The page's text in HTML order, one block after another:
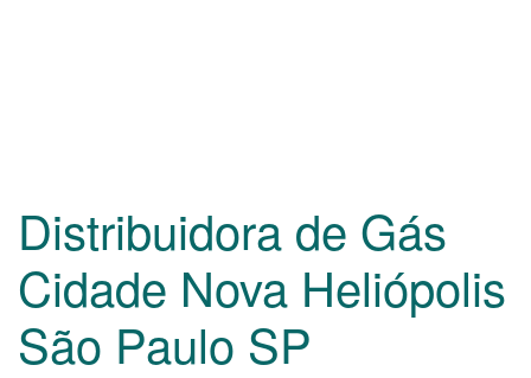
Distribuidora de Gás
Cidade Nova Heliópolis
São Paulo SP